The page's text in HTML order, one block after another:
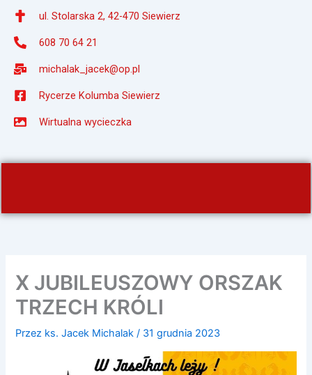
ul. Stolarska 2, 42-470 Siewierz
608 70 64 21
michalak_jacek@op.pl
Rycerze Kolumba Siewierz
Wirtualna wycieczka
X JUBILEUSZOWY ORSZAK
TRZECH KRÓLI
Przez ks. Jacek Michalak/ 31 grudnia 2023